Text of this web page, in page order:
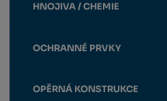
HNOJIVA / CHEMIE
OCHRANNÉ PRVKY
OPĚRNÁ KONSTRUKCE